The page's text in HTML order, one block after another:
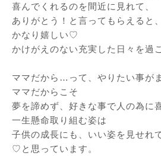
喜んでくれるのを間近に見れて、
ありがとう！と言ってもらえると、
かなり嬉しい♡
かけがえのない充実した日々を過
ママだから…って、やりたい事が
ママだからこそ
夢を諦めず、好きな事で人の為に
一生懸命取り組む姿は
子供の成長にも、いい姿を見せれ
♡と思っています。